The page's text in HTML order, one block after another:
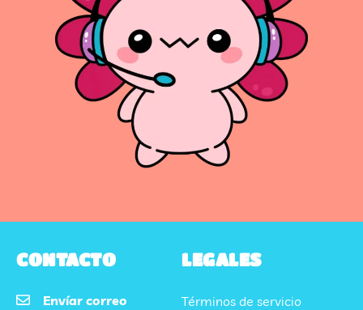
CONTACTO
Envíar correo
LEGALES
Términos de servicio